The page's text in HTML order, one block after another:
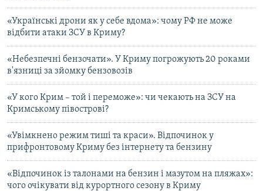
«Українські дрони як у себе вдома»: чому РФ не може
відбити атаки ЗСУ в Криму?
«Небезпечні бензочати». У Криму погрожують 20 роками
в'язниці за зйомку бензовозів
«У кого Крим – той і переможе»: чи чекають на ЗСУ на
Кримському півострові?
«Увімкнено режим тиші та краси». Відпочинок у
прифронтовому Криму без інтернету та бензину
«Відпочинок із талонами на бензин і мазутом на пляжах»:
чого очікувати від курортного сезону в Криму